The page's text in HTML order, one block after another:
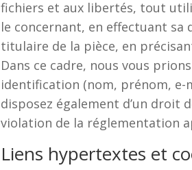
fichiers et aux libertés, tout
le concernant, en effectuant sa
titulaire de la pièce, en
Dans ce cadre, nous vous
identification (nom, prénom,
disposez également d’un droit
violation de la réglementation
Liens hypertextes et